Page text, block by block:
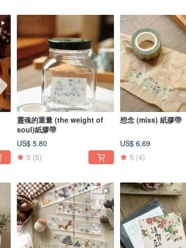
靈魂的重量 (the weight of
soul)紙膠帶
US$ 5.80
5 (5)
想念 (miss) 紙膠帶
US$ 6.69
5 (4)